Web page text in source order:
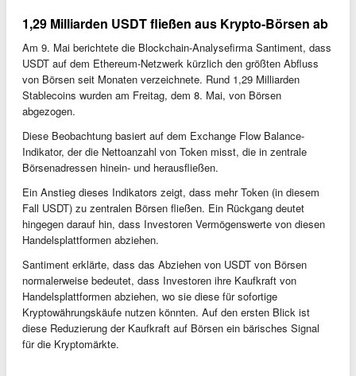
1,29 Milliarden USDT fließen aus Krypto-Börsen ab
Am 9. Mai berichtete die Blockchain-Analysefirma Santiment, dass
USDT auf dem Ethereum-Netzwerk kürzlich den größten Abfluss
von Börsen seit Monaten verzeichnete. Rund 1,29 Milliarden
Stablecoins wurden am Freitag, dem 8. Mai, von Börsen
abgezogen.
Diese Beobachtung basiert auf dem Exchange Flow Balance-
Indikator, der die Nettoanzahl von Token misst, die in zentrale
Börsenadressen hinein- und herausfließen.
Ein Anstieg dieses Indikators zeigt, dass mehr Token (in diesem
Fall USDT) zu zentralen Börsen fließen. Ein Rückgang deutet
hingegen darauf hin, dass Investoren Vermögenswerte von diesen
Handelsplattformen abziehen.
Santiment erklärte, dass das Abziehen von USDT von Börsen
normalerweise bedeutet, dass Investoren ihre Kaufkraft von
Handelsplattformen abziehen, wo sie diese für sofortige
Kryptowährungskäufe nutzen könnten. Auf den ersten Blick ist
diese Reduzierung der Kaufkraft auf Börsen ein bärisches Signal
für die Kryptomärkte.